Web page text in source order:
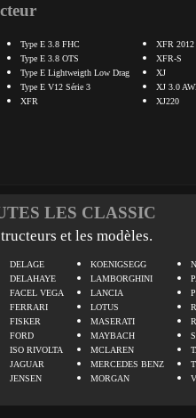
Type E 3.8 FHC
Type E 3.8 OTS
Type E Lightweigth Low Drag
Type E V12 Série 3
XFR
XFR 2012
XFR-S
XJ
XJ 3.0
XJ220
LES CLASSIC
et les modèles.
DELAGE
DELAHAYE
FACEL VEGA
FERRARI
FISKER
FORD
ISO RIVOLTA
JAGUAR
JENSEN
KOENIGSEGG
LAMBORGHINI
LANCIA
LOTUS
MASERATI
MAYBACH
MCLAREN
MERCEDES BENZ
MORGAN